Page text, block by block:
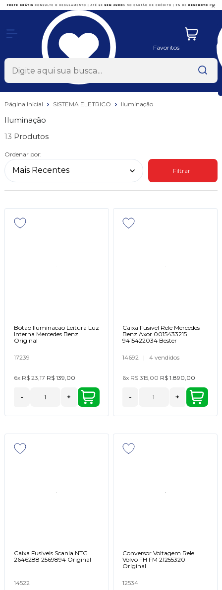
x
Favoritos
Página Inicial SISTEMA ELETRICO Iluminação
Iluminação
13
Ordenar por:
Filtrar
Botao Iluminacao Leitura Luz
Interna Mercedes Benz
Original
17239
6x R$ 23,17 R$ 139,00
- +
Caixa Fusivel Rele Mercedes
Benz Axor 0015433215
9415422034 Bester
14692 | 4 vendidos
6x R$ 315,00 R$ 1.890,00
- +
Caixa Fusiveis Scania NTG
2646288 2569894 Original
14522
Conversor Voltagem Rele
Volvo FH FM 21255320
Original
12534